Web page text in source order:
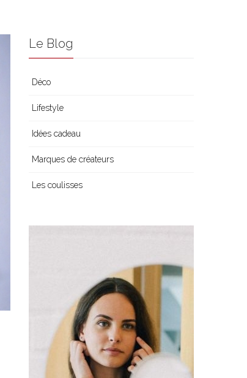
Le Blog
Déco
Lifestyle
Idées cadeau
Marques de créateurs
Les coulisses